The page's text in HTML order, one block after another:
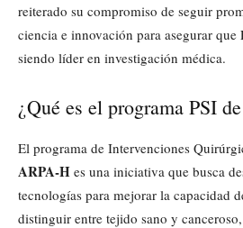
reiterado su compromiso de seguir
ciencia e innovación para asegurar que
siendo líder en investigación médica.
¿Qué es el programa PSI
El programa de Intervenciones
ARPA-H es una iniciativa que busca
tecnologías para mejorar la capacidad
distinguir entre tejido sano y